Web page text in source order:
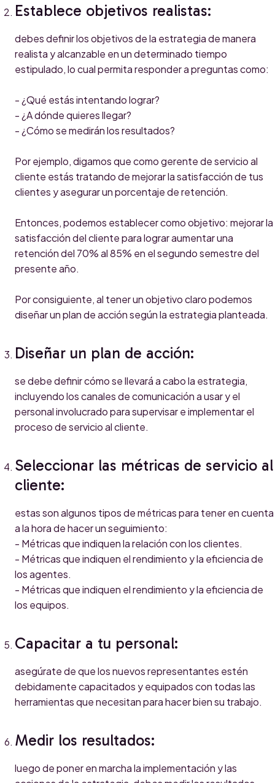
Establece objetivos realistas:
debes definir los objetivos de la estrategia de manera
realista y alcanzable en un determinado tiempo
estipulado, lo cual permita responder a preguntas como:
- ¿Qué estás intentando lograr?
- ¿A dónde quieres llegar?
- ¿Cómo se medirán los resultados?
Por ejemplo, digamos que como gerente de servicio al
cliente estás tratando de mejorar la satisfacción de tus
clientes y asegurar un porcentaje de retención.
Entonces, podemos establecer como objetivo: mejorar la
satisfacción del cliente para lograr aumentar una
retención del 70% al 85% en el segundo semestre del
presente año.
Por consiguiente, al tener un objetivo claro podemos
diseñar un plan de acción según la estrategia planteada.
Diseñar un plan de acción:
se debe definir cómo se llevará a cabo la estrategia,
incluyendo los canales de comunicación a usar y el
personal involucrado para supervisar e implementar el
proceso de servicio al cliente.
Seleccionar las métricas de servicio al
cliente:
estas son algunos tipos de métricas para tener en cuenta
a la hora de hacer un seguimiento:
- Métricas que indiquen la relación con los clientes.
- Métricas que indiquen el rendimiento y la eficiencia de
los agentes.
- Métricas que indiquen el rendimiento y la eficiencia de
los equipos.
Capacitar a tu personal:
asegúrate de que los nuevos representantes estén
debidamente capacitados y equipados con todas las
herramientas que necesitan para hacer bien su trabajo.
Medir los resultados:
luego de poner en marcha la implementación y las